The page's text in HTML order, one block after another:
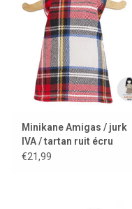
Minikane Amigas / jurk
IVA / tartan ruit écru
€21,99